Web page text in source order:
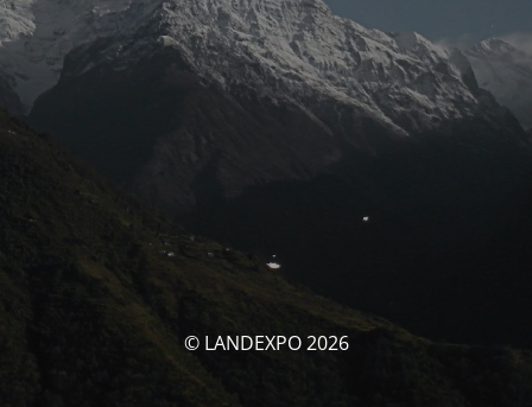
© LANDEXPO 2026